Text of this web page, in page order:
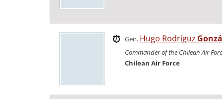
Gen. Hugo Rodríguz
Commander of the Chilean Air
Chilean Air Force